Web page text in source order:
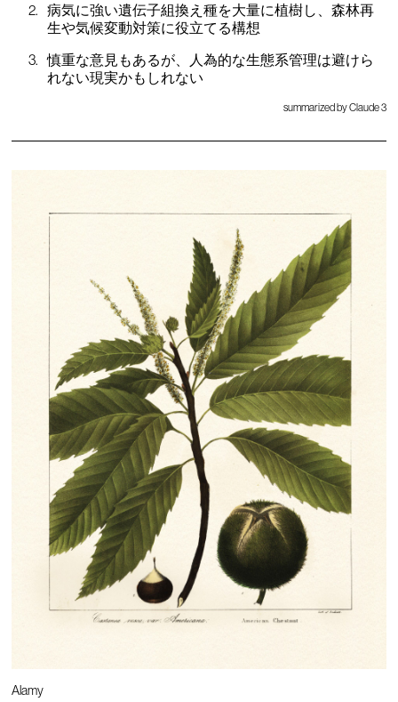
Alamy
病気に強い遺伝子組換え種を大量に植樹し、森林再
生や気候変動対策に役立てる構想
慎重な意見もあるが、人為的な生態系管理は避けら
れない現実かもしれない
summarized by Claude 3